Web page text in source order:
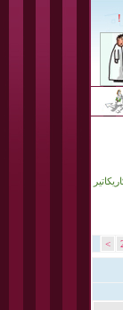
!
>